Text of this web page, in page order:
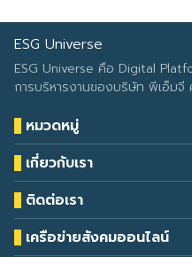
ESG Universe
ESG Universe คือ Digital
การบริหารงานของบริษัท พีเอ็มจี
หมวดหมู่
Health & Wellness
Eco Icon
ESG Data
Climate Change
ESG Report
เกี่ยวกับเรา
Our Services
About Us
Contact Us
ติดต่อเรา
โทรศัพท์: 090-549-2524
เครือข่ายสังคมออนไลน์